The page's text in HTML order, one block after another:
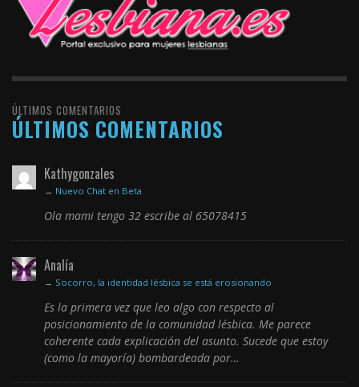
ÚLTIMOS COMENTARIOS
ÚLTIMOS COMENTARIOS
Kathygonzales
→ Nuevo Chat en Beta
Ola mami tengo 32 escribe al 65078415
Analía
→ Socorro, la identidad lésbica se está erosionando
Es la primera vez que leo algo con respecto al
posicionamiento de la comunidad lésbica. Me parece
coherente cada explicación del asunto. Sucede que estoy
(como la mayoría) bombardeada por…